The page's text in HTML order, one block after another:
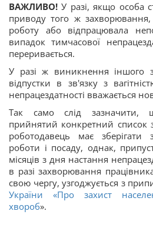
ВАЖЛИВО! У разі, якщо особа
приводу того ж
роботу або відпрацювала
випадок тимчасової
переривається.
У разі ж виникнення іншого
відпустки в зв'язку з
непрацездатності вважається
Так само слід зазначити,
прийнятий конкретний список
роботодавець має зберігати
роботи і посаду, однак,
місяців з дня настання
в разі захворювання
свою чергу, узгоджується з
України «Про захист
хвороб».